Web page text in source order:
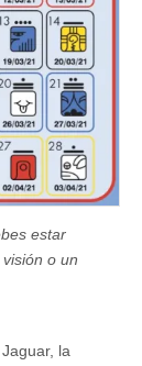
estar
o un
la